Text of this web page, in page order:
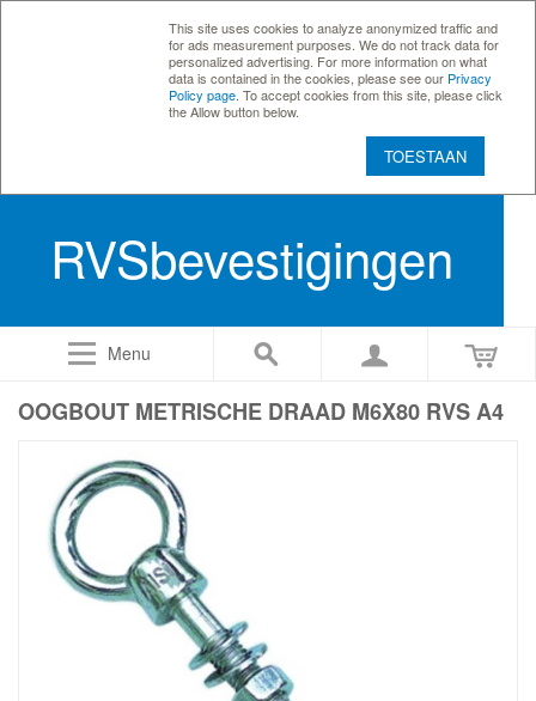
This site uses cookies to analyze anonymized traffic and
for ads measurement purposes. We do not track data for
personalized advertising. For more information on what
data is contained in the cookies, please see our Privacy
Policy page . To accept cookies from this site, please click
the Allow button below.
TOESTAAN
RVSbevestigingen
Menu
OOGBOUT METRISCHE DRAAD M6X80 RVS A4